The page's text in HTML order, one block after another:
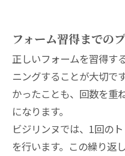
フォーム習得までの
正しいフォームを習得す
ニングすることが大切で
かったことも、回数を重
になります。
ビジリンヌでは、1回の
を行います。この繰り返